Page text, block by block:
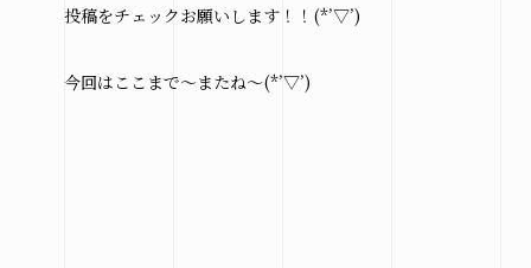
投稿をチェックお願いします！！(*’▽’)
今回はここまで～またね～(*’▽’)